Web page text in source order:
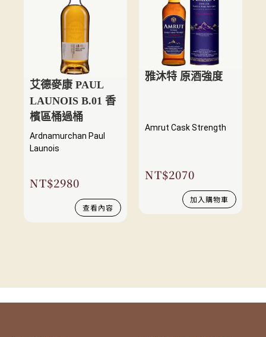
艾德麥康 PAUL
LAUNOIS B.01 香
檳區桶過桶
Ardnamurchan Paul
Launois
NT$2980
查看內容
雅沐特 原酒強度
Amrut Cask Strength
NT$2070
加入購物車